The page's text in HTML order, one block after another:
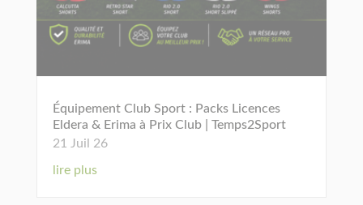
Équipement Club Sport : Packs Licences
Eldera & Erima à Prix Club | Temps2Sport
21 Juil 26
lire plus